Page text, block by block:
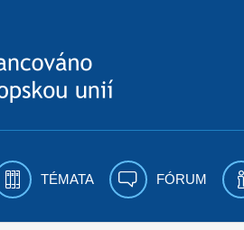
TÉMATA FÓRUM